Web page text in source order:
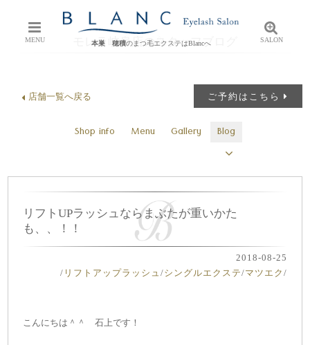
MENU 本巣 穂積のまつ毛エクステはBlancへ SALON
モレラ岐阜店のスタッフブログ
ご予約はこちら
店舗一覧へ戻る
Shop info Menu Gallery Blog
リフトUPラッシュならまぶたが重いかた
も、、！！
2018-08-25
/ リフトアップラッシュ /シングルエクステ/マツエク /
こんにちは＾＾ 石上です！